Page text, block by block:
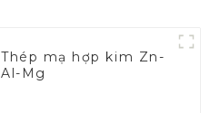
Thép mạ hợp kim Zn-
Al-Mg